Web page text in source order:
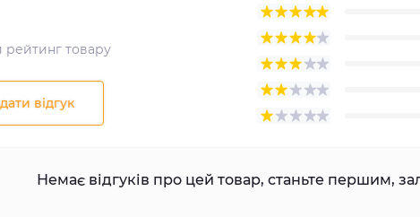
рейтинг товару
відгук
Немає відгуків про цей товар, станьте першим,